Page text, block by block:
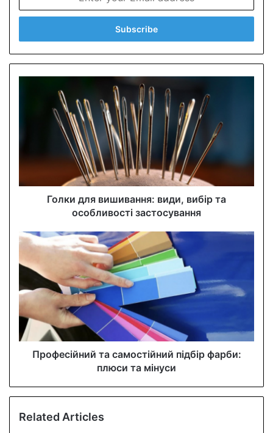
t
r
y
d
s
s
Голки для вишивання: види, вибір та
особливості застосування
Професійний та самостійний підбір фарби:
плюси та мінуси
Related Articles